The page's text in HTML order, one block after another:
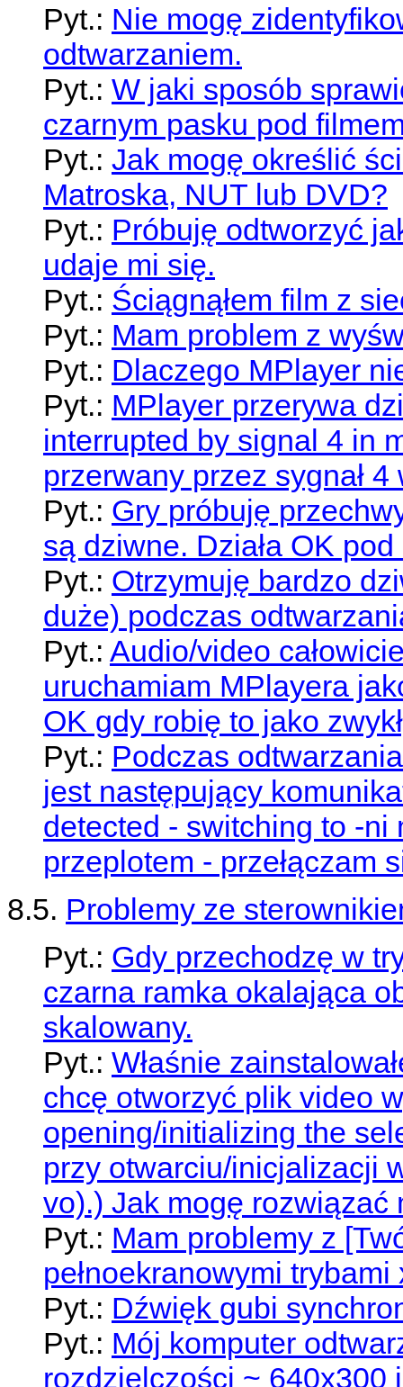
Pyt.: Nie mogę
odtwarzaniem.
Pyt.: W jaki sposób
czarnym pasku pod
Pyt.: Jak mogę określić
Matroska, NUT lub DVD?
Pyt.: Próbuję odtworzyć
udaje mi się.
Pyt.: Ściągnąłem film z
Pyt.: Mam problem z
Pyt.: Dlaczego MPlayer
Pyt.: MPlayer przerywa
interrupted by signal 4 in
przerwany przez sygnał
Pyt.: Gry próbuję
są dziwne. Działa OK
Pyt.: Otrzymuję bardzo
duże) podczas
Pyt.: Audio/video
uruchamiam MPlayera
OK gdy robię to jako
Pyt.: Podczas
jest następujący
detected - switching to -ni
przeplotem - przełączam
8.5. Problemy ze
Pyt.: Gdy przechodzę w
czarna ramka okalająca
skalowany.
Pyt.: Właśnie
chcę otworzyć plik video
opening/initializing the
przy otwarciu/inicjalizacji
vo).) Jak mogę rozwiązać
Pyt.: Mam problemy z
pełnoekranowymi
Pyt.: Dźwięk gubi
Pyt.: Mój komputer
rozdzielczości ~ 640x300